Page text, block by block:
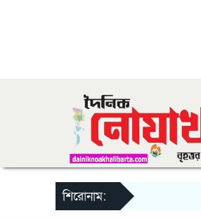
শিরোনাম: